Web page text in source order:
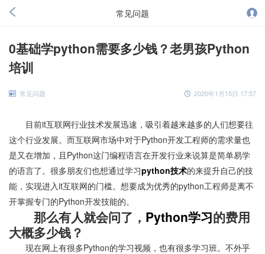
常见问题
0基础学python需要多少钱？老男孩Python
培训
常见问题 2020年1月15日 17:57
目前it互联网行业技术发展迅速，吸引着越来越多的人们想要往
这个行业发展。而互联网市场中对于Python开发工程师的需求量也
是又在增加，且Python这门编程语言在开发行业来说算是简单易学
的语言了。很多朋友们也想通过学习python技术的来提升自己的技
能，实现进入it互联网的门槛。想要成为优秀的python工程师是离不
开掌握专门的Python开发技能的。
那么有人就会问了， Python学习的费用
大概多少钱？
现在网上有很多Python的学习视频，也有很多学习班。不外乎